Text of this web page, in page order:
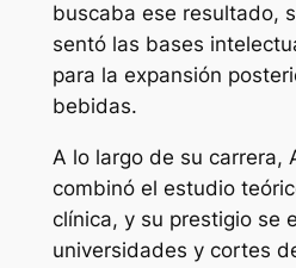
buscaba ese resultado,
sentó las bases
para la expansión
bebidas.
A lo largo de su carrera,
combinó el estudio
clínica, y su prestigio se
universidades y cortes